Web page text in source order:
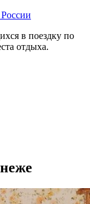
в поездку по
отдыха.